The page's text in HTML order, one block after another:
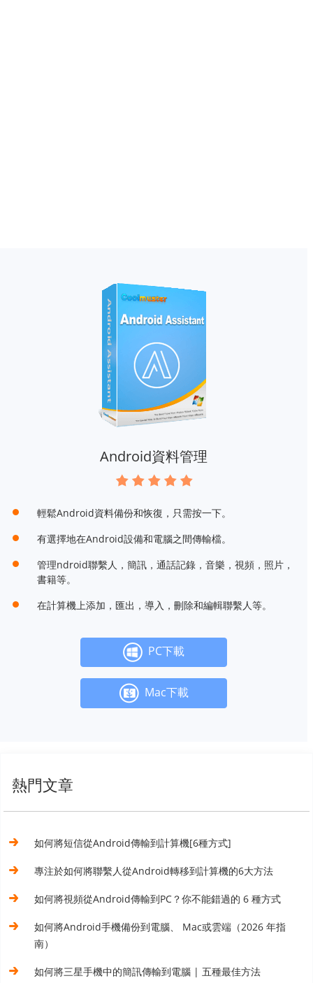
Android資料管理
輕鬆Android資料備份和恢復，只需按一下。
有選擇地在Android設備和電腦之間傳輸檔。
管理ndroid聯繫人，簡訊，通話記錄，音樂，視頻，照片，
書籍等。
在計算機上添加，匯出，導入，刪除和編輯聯繫人等。
PC下載
Mac下載
熱門文章
如何將短信從Android傳輸到計算機[6種方式]
專注於如何將聯繫人從Android轉移到計算機的6大方法
如何將視頻從Android傳輸到PC？你不能錯過的 6 種方式
如何將Android手機備份到電腦、 Mac或雲端（2026 年指
南）
如何將三星手機中的簡訊傳輸到電腦 | 五種最佳方法